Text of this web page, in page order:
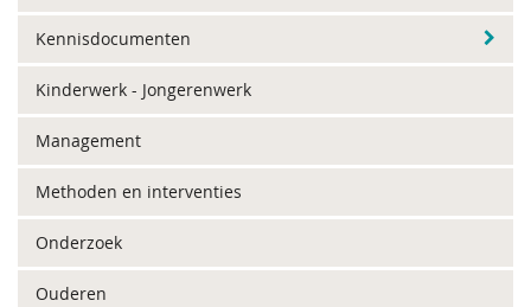
Kennisdocumenten
Kinderwerk - Jongerenwerk
Management
Methoden en interventies
Onderzoek
Ouderen